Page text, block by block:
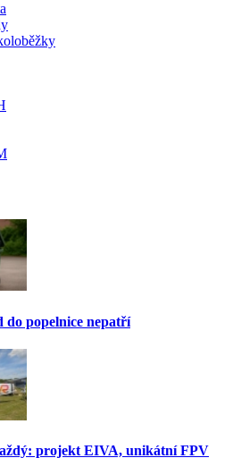
do popelnice nepatří
projekt EIVA, unikátní FPV